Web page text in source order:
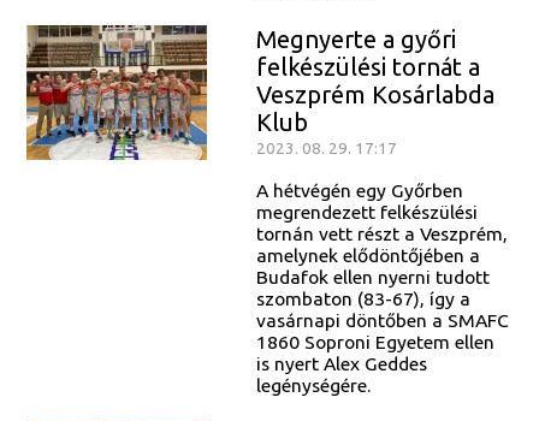
Megnyerte a győri
felkészülési tornát a
Veszprém Kosárlabda
Klub
2023. 08. 29. 17:17
A hétvégén egy Győrben
megrendezett felkészülési
tornán vett részt a Veszprém,
amelynek elődöntőjében a
Budafok ellen nyerni tudott
szombaton (83-67), így a
vasárnapi döntőben a SMAFC
1860 Soproni Egyetem ellen
is nyert Alex Geddes
legénységére.